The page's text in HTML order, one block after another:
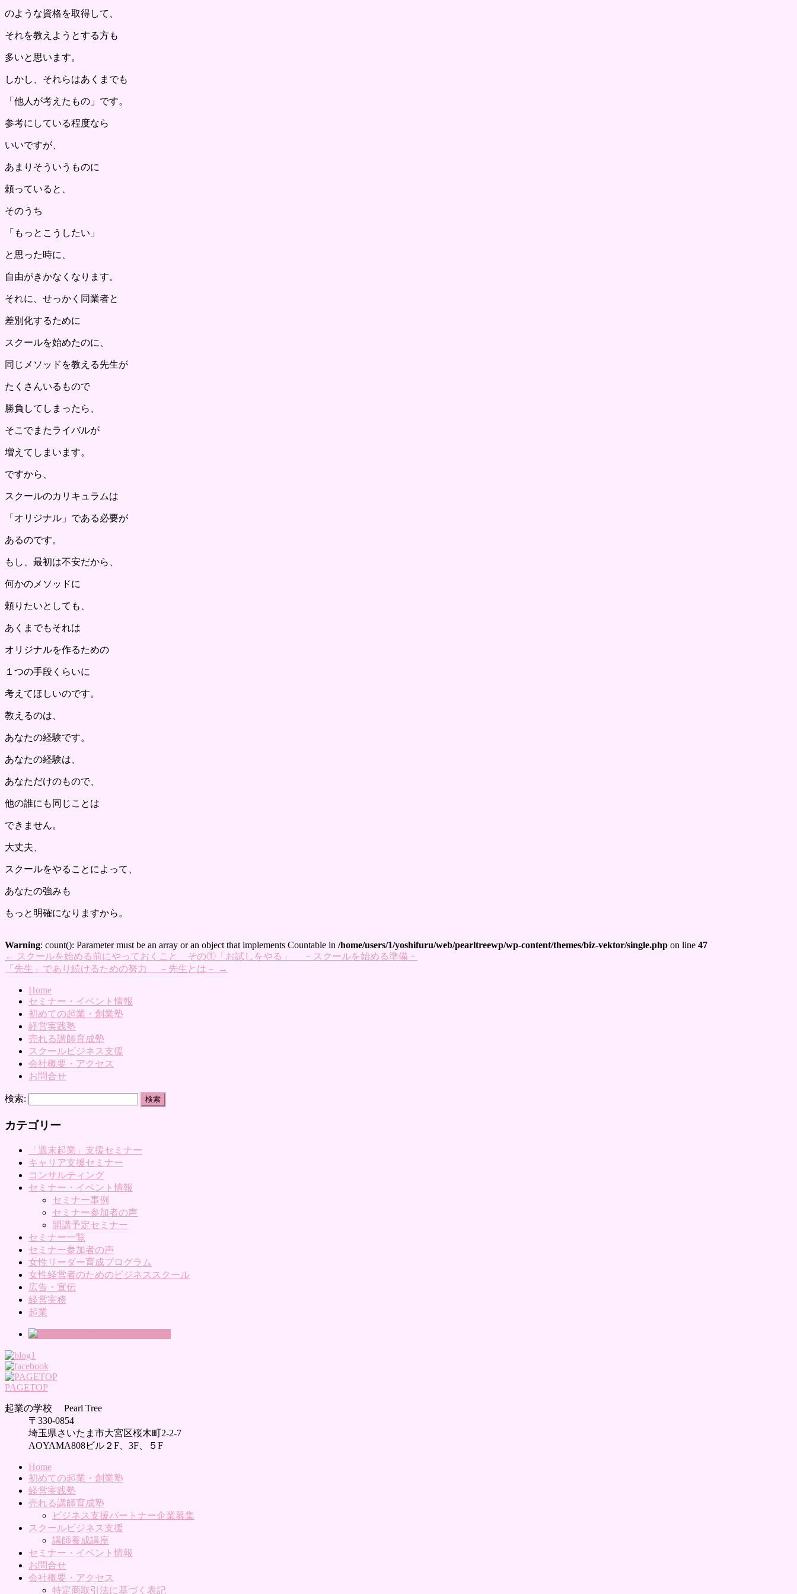
のような資格を取得して、
それを教えようとする方も
多いと思います。
しかし、それらはあくまでも
「他人が考えたもの」です。
参考にしている程度なら
いいですが、
あまりそういうものに
頼っていると、
そのうち
「もっとこうしたい」
と思った時に、
自由がきかなくなります。
それに、せっかく同業者と
差別化するために
スクールを始めたのに、
同じメソッドを教える先生が
たくさんいるもので
勝負してしまったら、
そこでまたライバルが
増えてしまいます。
ですから、
スクールのカリキュラムは
「オリジナル」である必要が
あるのです。
もし、最初は不安だから、
何かのメソッドに
頼りたいとしても、
あくまでもそれは
オリジナルを作るための
１つの手段くらいに
考えてほしいのです。
教えるのは、
あなたの経験です。
あなたの経験は、
あなただけのもので、
他の誰にも同じことは
できません。
大丈夫、
スクールをやることによって、
あなたの強みも
もっと明確になりますから。
Warning: count(): Parameter must be an array or an object that implements Countable in /home/users/1/yoshifuru/web/pearltreewp/wp-content/themes/biz-vektor/single.php on line 47
← スクールを始める前にやっておくこと その①「お試しをやる」 －スクールを始める準備－
「先生」であり続けるための努力 －先生とは－
→
Home
セミナー・イベント情報
初めての起業・創業塾
経営実践塾
売れる講師育成塾
スクールビジネス支援
会社概要・アクセス
お問合せ
検索:
カテゴリー
「週末起業」支援セミナー
キャリア支援セミナー
コンサルティング
セミナー・イベント情報
セミナー事例
セミナー参加者の声
開講予定セミナー
セミナー一覧
セミナー参加者の声
女性リーダー育成プログラム
女性経営者のためのビジネススクール
広告・宣伝
経営実務
起業
PAGETOP
起業の学校 Pearl Tree
〒330-0854
埼玉県さいたま市大宮区桜木町2-2-7
AOYAMA808ビル２F、3F、５F
Home
初めての起業・創業塾
経営実践塾
売れる講師育成塾
ビジネス支援パートナー企業募集
スクールビジネス支援
講師養成講座
セミナー・イベント情報
お問合せ
会社概要・アクセス
特定商取引法に基づく表記